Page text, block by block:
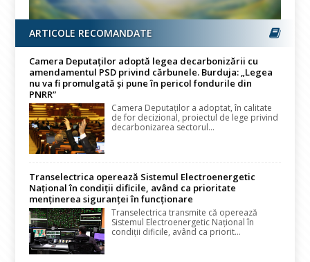
ARTICOLE RECOMANDATE
Camera Deputaților adoptă legea decarbonizării cu
amendamentul PSD privind cărbunele. Burduja: „Legea
nu va fi promulgată și pune în pericol fondurile din
PNRR”
Camera Deputaților a adoptat, în calitate
de for decizional, proiectul de lege privind
decarbonizarea sectorul...
Transelectrica operează Sistemul Electroenergetic
Național în condiții dificile, având ca prioritate
menținerea siguranței în funcționare
Transelectrica transmite că operează
Sistemul Electroenergetic Național în
condiții dificile, având ca priorit...